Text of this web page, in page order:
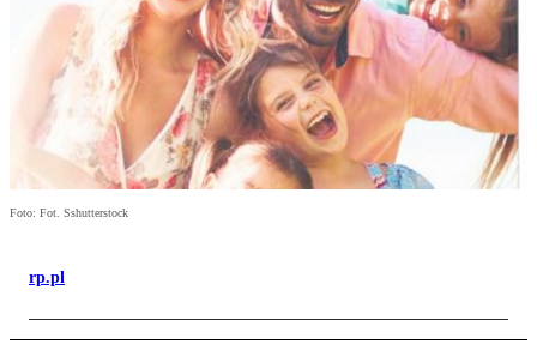
Foto: Fot. Sshutterstock
rp.pl